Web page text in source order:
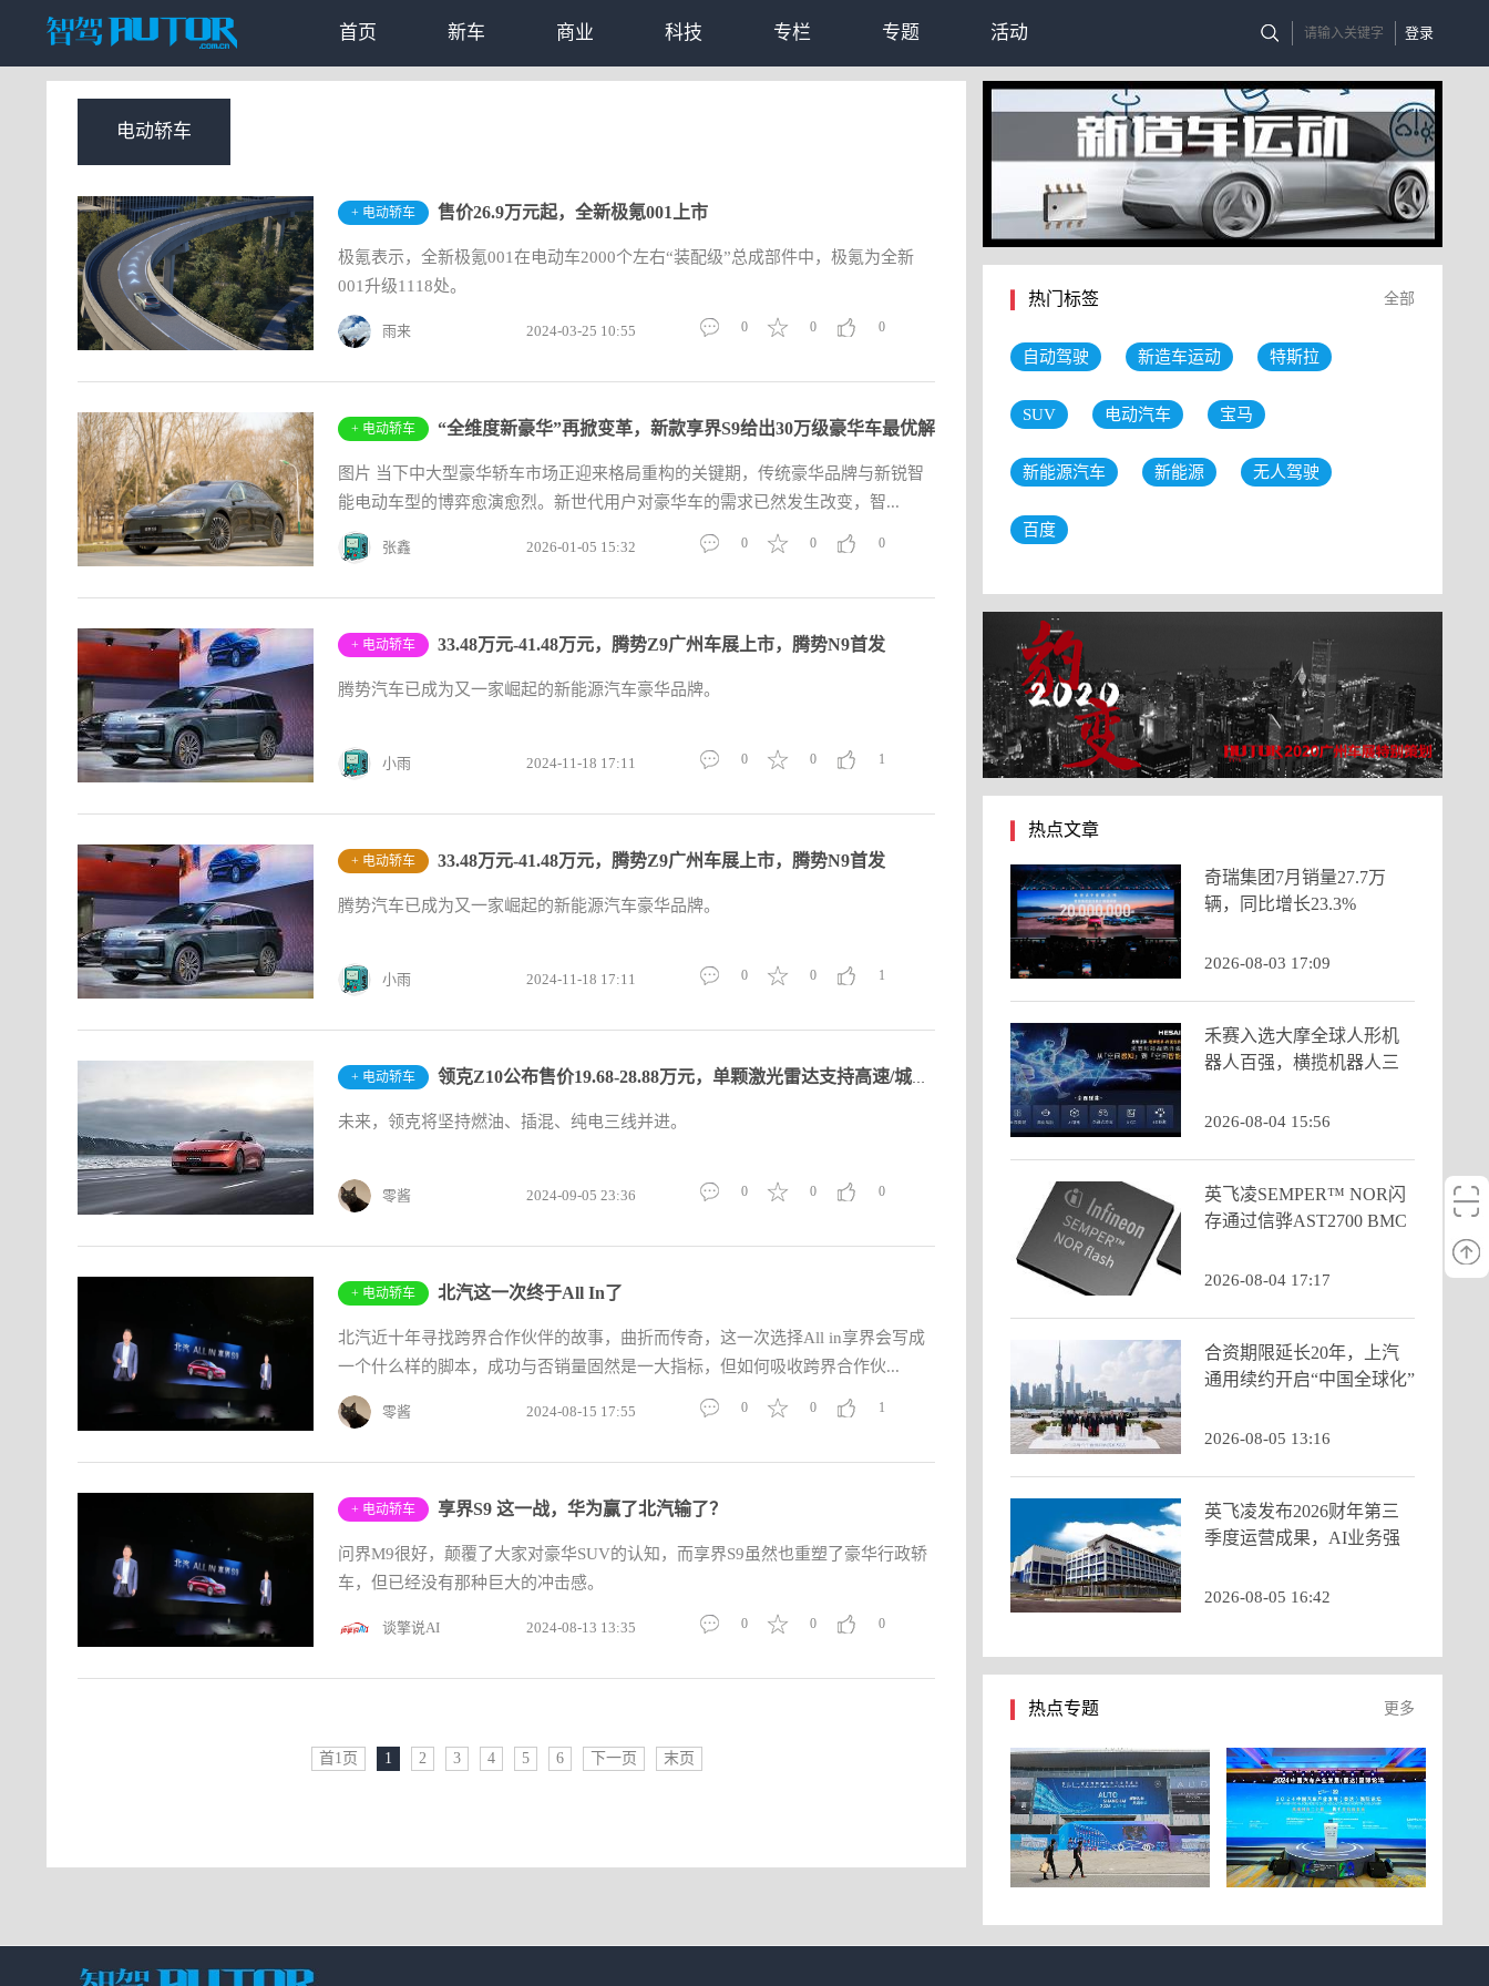
登录
首页 新车 商业 科技 专栏 专题 活动
电动轿车
+ 电动轿车 售价26.9万元起，全新极氪001上市
极氪表示，全新极氪001在电动车2000个左右“装配级”总成部件中，极氪为全新
001升级1118处。
雨来 2024-03-25 10:55 0
0
0
+ 电动轿车 “全维度新豪华”再掀变革，新款享界S9给出30万级豪华车最优解
图片 当下中大型豪华轿车市场正迎来格局重构的关键期，传统豪华品牌与新锐智
能电动车型的博弈愈演愈烈。新世代用户对豪华车的需求已然发生改变，智...
张鑫 2026-01-05 15:32 0
0
0
+ 电动轿车 33.48万元-41.48万元，腾势Z9广州车展上市，腾势N9首发
​腾势汽车已成为又一家崛起的新能源汽车豪华品牌。
小雨 2024-11-18 17:11 1
0
0
+ 电动轿车 33.48万元-41.48万元，腾势Z9广州车展上市，腾势N9首发
​腾势汽车已成为又一家崛起的新能源汽车豪华品牌。
小雨 2024-11-18 17:11 1
0
0
+ 电动轿车 领克Z10公布售价19.68-28.88万元，单颗激光雷达支持高速/城市智
未来，领克将坚持燃油、插混、纯电三线并进。
零酱 2024-09-05 23:36 0
0
0
+ 电动轿车 北汽这一次终于All In了
北汽近十年寻找跨界合作伙伴的故事，曲折而传奇，这一次选择All in享界会写成
一个什么样的脚本，成功与否销量固然是一大指标，但如何吸收跨界合作伙...
零酱 2024-08-15 17:55 1
0
0
+ 电动轿车 享界S9 这一战，华为赢了北汽输了？
问界M9很好，颠覆了大家对豪华SUV的认知，而享界S9虽然也重塑了豪华行政轿
车，但已经没有那种巨大的冲击感。
谈擎说AI 2024-08-13 13:35 0
0
0
首1页 1 2 3 4 5 6 下一页 末页
热门标签 全部
自动驾驶 新造车运动 特斯拉
SUV 电动汽车 宝马
新能源汽车 新能源 无人驾驶
百度
热点文章
奇瑞集团7月销量27.7万
辆，同比增长23.3%
2026-08-03 17:09
禾赛入选大摩全球人形机
器人百强，横揽机器人三
2026-08-04 15:56
英飞凌SEMPER™ NOR闪
存通过信骅AST2700 BMC
2026-08-04 17:17
合资期限延长20年，上汽
通用续约开启“中国全球化”
2026-08-05 13:16
英飞凌发布2026财年第三
季度运营成果，AI业务强
史新高
2026-08-05 16:42
热点专题 更多